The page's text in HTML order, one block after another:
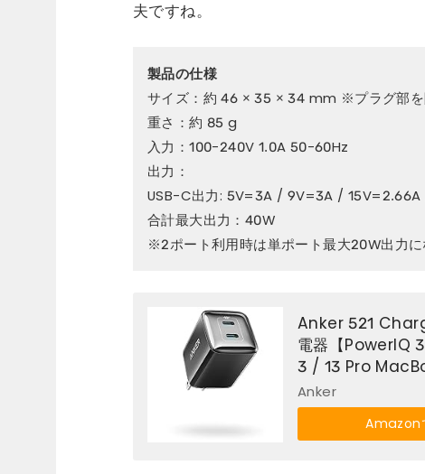
夫ですね。
製品の仕様
サイズ：約 46 × 35 × 34 mm ※プラグ部を
重さ：約 85 g
入力：100-240V 1.0A 50-60Hz
出力：
USB-C出力: 5V=3A / 9V=3A /
合計最大出力：40W
※2ポート利用時は単ポート最大20W出力に
Anker 521
電器【PowerIQ
3 / 13 Pro
Anker
Amazon